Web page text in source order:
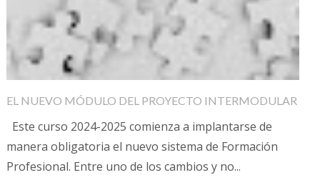
EL NUEVO MÓDULO DEL PROYECTO INTERMODULAR
Este curso 2024-2025 comienza a implantarse de
manera obligatoria el nuevo sistema de Formación
Profesional. Entre uno de los cambios y no...